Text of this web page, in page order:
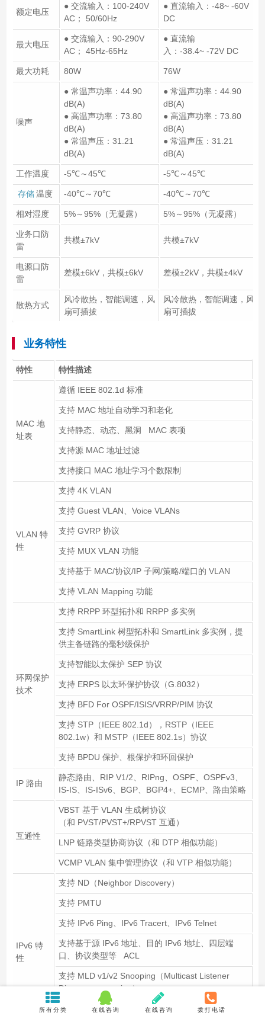
额定电压
● 交流输入：100-240V
AC； 50/60Hz
● 直流输入：-48~ -60V
DC
最大电压
● 交流输入：90-290V
AC； 45Hz-65Hz
● 直流输
入：-38.4~ -72V DC
最大功耗 80W 76W
噪声
● 常温声功率：44.90
dB(A)
● 高温声功率：73.80
dB(A)
● 常温声压：31.21
dB(A)
● 常温声功率：44.90
dB(A)
● 高温声功率：73.80
dB(A)
● 常温声压：31.21
dB(A)
工作温度 -5℃～45℃ -5℃～45℃
存储 温度 -40℃～70℃ -40℃～70℃
相对湿度 5%～95%（无凝露） 5%～95%（无凝露）
业务口防
雷
共模±7kV 共模±7kV
电源口防
雷
差模±6kV，共模±6kV 差模±2kV，共模±4kV
散热方式
风冷散热，智能调速，风
扇可插拔
风冷散热，智能调速，风
扇可插拔
业务特性
特性 特性描述
MAC 地
址表
遵循 IEEE 802.1d 标准
支持 MAC 地址自动学习和老化
支持静态、动态、黑洞 MAC 表项
支持源 MAC 地址过滤
支持接口 MAC 地址学习个数限制
VLAN 特
性
支持 4K VLAN
支持 Guest VLAN、Voice VLANs
支持 GVRP 协议
支持 MUX VLAN 功能
支持基于 MAC/协议/IP 子网/策略/端口的 VLAN
支持 VLAN Mapping 功能
环网保护
技术
支持 RRPP 环型拓扑和 RRPP 多实例
支持 SmartLink 树型拓朴和 SmartLink 多实例，提
供主备链路的毫秒级保护
支持智能以太保护 SEP 协议
支持 ERPS 以太环保护协议（G.8032）
支持 BFD For OSPF/ISIS/VRRP/PIM 协议
支持 STP（IEEE 802.1d），RSTP（IEEE
802.1w）和 MSTP（IEEE 802.1s）协议
支持 BPDU 保护、根保护和环回保护
IP 路由
静态路由、RIP V1/2、RIPng、OSPF、OSPFv3、
IS-IS、IS-ISv6、BGP、BGP4+、ECMP、路由策略
互通性
VBST 基于 VLAN 生成树协议
（和 PVST/PVST+/RPVST 互通）
LNP 链路类型协商协议（和 DTP 相似功能）
VCMP VLAN 集中管理协议（和 VTP 相似功能）
IPv6 特
性
支持 ND（Neighbor Discovery）
支持 PMTU
支持 IPv6 Ping、IPv6 Tracert、IPv6 Telnet
支持基于源 IPv6 地址、目的 IPv6 地址、四层端
口、协议类型等 ACL
支持 MLD v1/v2 Snooping（Multicast Listener
Discovery snooping）
支持子接口配置 IPv6 地址，支持 VRRP6、
所有分类 在线咨询 在线咨询 拨打电话